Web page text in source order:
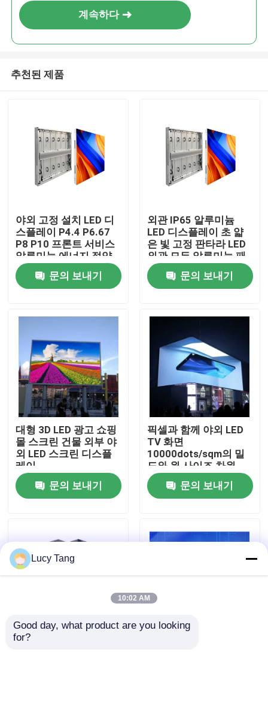
집
제품
비디오
VR 쇼
공장 투어
저희와 연락
계속하다
추천된 제품
야외 고정 설치 LED 디
스플레이 P4.4 P6.67
P8 P10 프론트 서비스
알루미늄 에너지 절약
960X960Mm LED 비디
오 벽 IP66문의 보내기
외관 IP65 알루미늄
LED 디스플레이 초 얇
은 빛 고정 판타라 LED
외관 모든 알루미늄 패
널 큰 AD 디스플레이 화
면
문의 보내기
대형 3D LED 광고 쇼핑
몰 스크린 건물 외부 야
외 LED 스크린 디스플
레이
문의 보내기
픽셀과 함께 야외 LED
TV 화면
10000dots/sqm의 밀
도와 원 사이즈 차원
문의 보내기
야외 P10mm 고정 설치
Lucy Tang
10:02 AM
Good day, what product are you looking
for?